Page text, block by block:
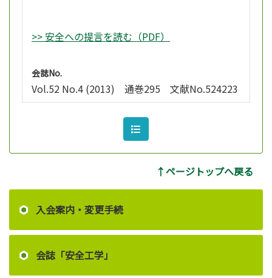
入会案内・変更手続
会誌「安全工学」
>> 安全への提言を読む（PDF）
会誌No.
Vol.52 No.4 (2013) 通巻295 文献No.524223
↑ページトップへ戻る